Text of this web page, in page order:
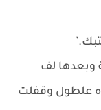
وبعدها لف
علطول وقفلت